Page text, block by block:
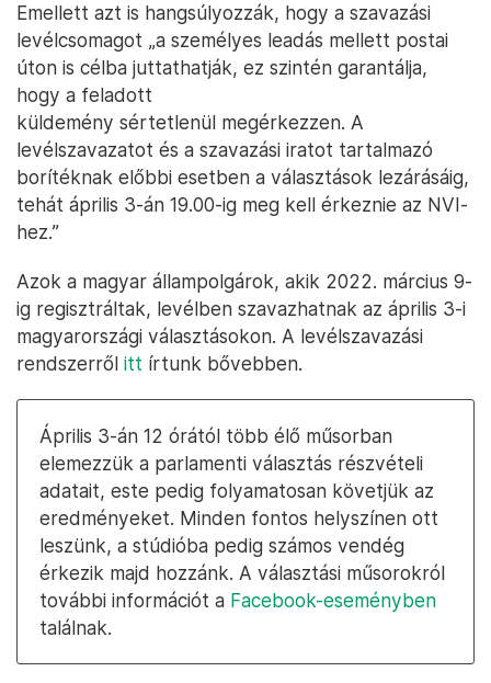
Emellett azt is hangsúlyozzák, hogy a szavazási
levélcsomagot „a személyes leadás mellett postai
úton is célba juttathatják, ez szintén garantálja,
hogy a feladott
küldemény sértetlenül megérkezzen. A
levélszavazatot és a szavazási iratot tartalmazó
borítéknak előbbi esetben a választások lezárásáig,
tehát április 3-án 19.00-ig meg kell érkeznie az NVI-
hez.”
Azok a magyar állampolgárok, akik 2022. március 9-
ig regisztráltak, levélben szavazhatnak az április 3-i
magyarországi választásokon. A levélszavazási
rendszerről itt írtunk bővebben.
Április 3-án 12 órától több élő műsorban
elemezzük a parlamenti választás részvételi
adatait, este pedig folyamatosan követjük az
eredményeket. Minden fontos helyszínen ott
leszünk, a stúdióba pedig számos vendég
érkezik majd hozzánk. A választási műsorokról
további információt a Facebook-eseményben
találnak.